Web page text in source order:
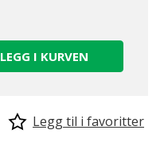
LEGG I KURVEN
Legg til i favoritter